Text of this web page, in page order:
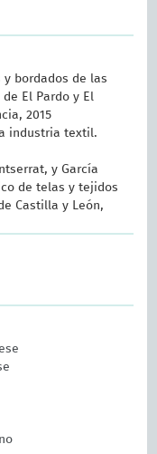
y bordados de las
El Pardo y El
2015
industria textil.
y García
de telas y tejidos
Castilla y León,